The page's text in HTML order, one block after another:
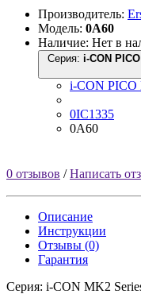
Производитель:
Модель: 0A60
Наличие: Нет в
Серия:
i-CON PICO
0IC1335
0A60
0 отзывов /Написать
Описание
Инструкции
Отзывы (0)
Гарантия
Серия: i-CON MK2